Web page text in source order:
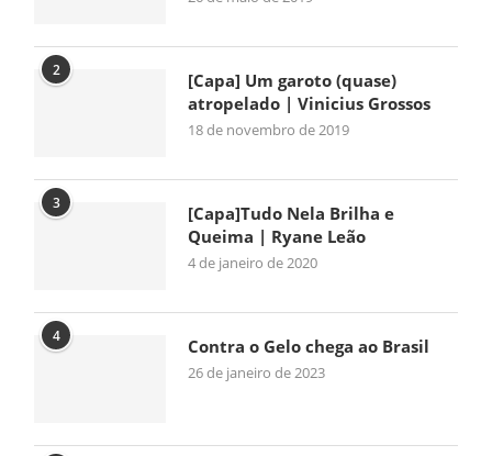
2
[Capa] Um garoto (quase)
atropelado | Vinicius Grossos
18 de novembro de 2019
3
[Capa]Tudo Nela Brilha e
Queima | Ryane Leão
4 de janeiro de 2020
4 Contra o Gelo chega ao Brasil
26 de janeiro de 2023